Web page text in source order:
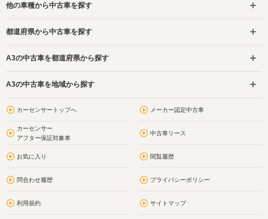
他の車種から中古車を探す
都道府県から中古車を探す
A3の中古車を都道府県から探す
A3の中古車を地域から探す
カーセンサートップへ メーカー認定中古車
カーセンサー
アフター保証対象車
中古車リース
お気に入り 閲覧履歴
問合わせ履歴 プライバシーポリシー
利用規約 サイトマップ